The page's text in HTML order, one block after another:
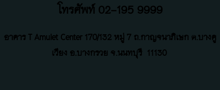
โทรศัพท์ 02-195 9999
อาคาร T Amulet Center170/132 หมู่ 7 ถ.กาญจนาภิเษก ต.บางคู
เวียง อ.บางกรวย จ.นนทบุรี 11130